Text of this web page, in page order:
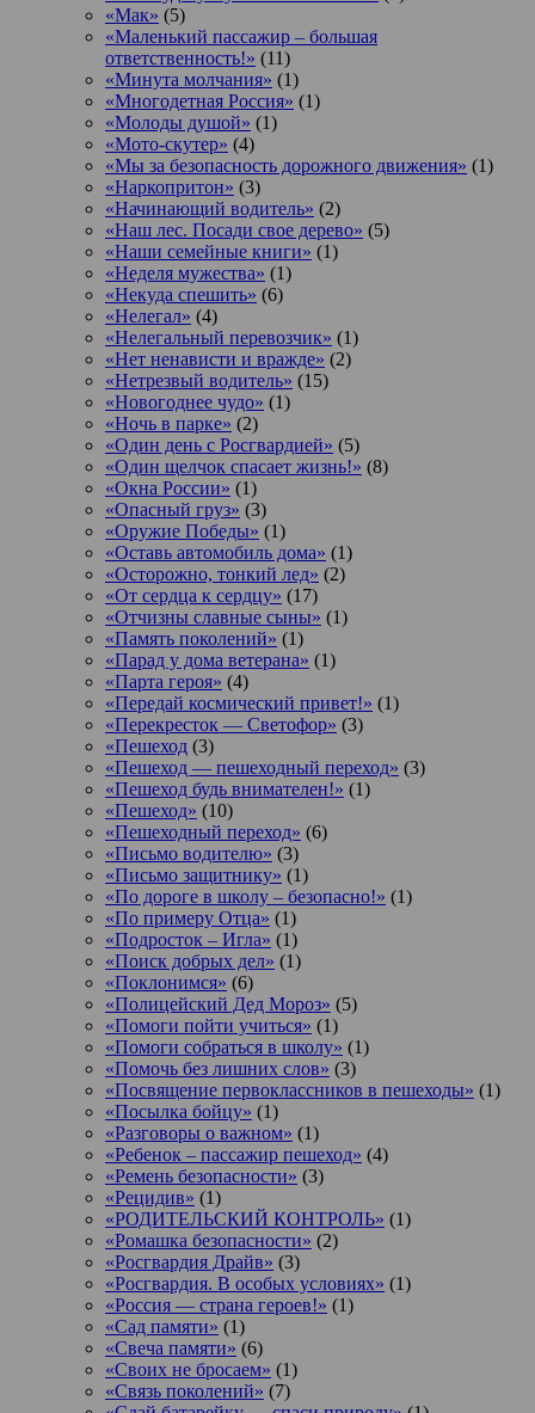
«Мак» (5)
«Маленький пассажир – большая
ответственность!» (11)
«Минута молчания» (1)
«Многодетная Россия» (1)
«Молоды душой» (1)
«Мото-скутер» (4)
«Мы за безопасность дорожного движения» (1)
«Наркопритон» (3)
«Начинающий водитель» (2)
«Наш лес. Посади свое дерево» (5)
«Наши семейные книги» (1)
«Неделя мужества» (1)
«Некуда спешить» (6)
«Нелегал» (4)
«Нелегальный перевозчик» (1)
«Нет ненависти и вражде» (2)
«Нетрезвый водитель» (15)
«Новогоднее чудо» (1)
«Ночь в парке» (2)
«Один день с Росгвардией» (5)
«Один щелчок спасает жизнь!» (8)
«Окна России» (1)
«Опасный груз» (3)
«Оружие Победы» (1)
«Оставь автомобиль дома» (1)
«Осторожно, тонкий лед» (2)
«От сердца к сердцу» (17)
«Отчизны славные сыны» (1)
«Память поколений» (1)
«Парад у дома ветерана» (1)
«Парта героя» (4)
«Передай космический привет!» (1)
«Перекресток — Светофор» (3)
«Пешеход (3)
«Пешеход — пешеходный переход» (3)
«Пешеход будь внимателен!» (1)
«Пешеход» (10)
«Пешеходный переход» (6)
«Письмо водителю» (3)
«Письмо защитнику» (1)
«По дороге в школу – безопасно!» (1)
«По примеру Отца» (1)
«Подросток ‒ Игла» (1)
«Поиск добрых дел» (1)
«Поклонимся» (6)
«Полицейский Дед Мороз» (5)
«Помоги пойти учиться» (1)
«Помоги собраться в школу» (1)
«Помочь без лишних слов» (3)
«Посвящение первоклассников в пешеходы» (1)
«Посылка бойцу» (1)
«Разговоры о важном» (1)
«Ребенок – пассажир пешеход» (4)
«Ремень безопасности» (3)
«Рецидив» (1)
«РОДИТЕЛЬСКИЙ КОНТРОЛЬ» (1)
«Ромашка безопасности» (2)
«Росгвардия Драйв» (3)
«Росгвардия. В особых условиях» (1)
«Россия — страна героев!» (1)
«Сад памяти» (1)
«Свеча памяти» (6)
«Своих не бросаем» (1)
«Связь поколений» (7)